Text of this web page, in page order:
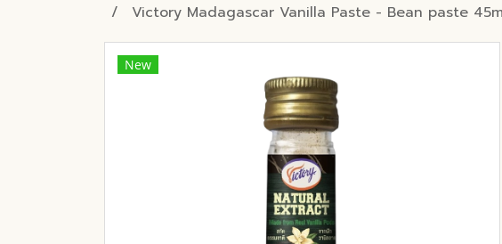
Victory Madagascar Vanilla Paste - Bean paste
New